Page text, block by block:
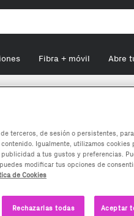
Fibra + móvil Abre
64GB
-97,63€
terceros, de sesión o persistentes,
Igualmente, utilizamos cookies
a tus gustos y preferencias.
modificar tus opciones de
de Cookies
Rechazarlas todas Aceptar